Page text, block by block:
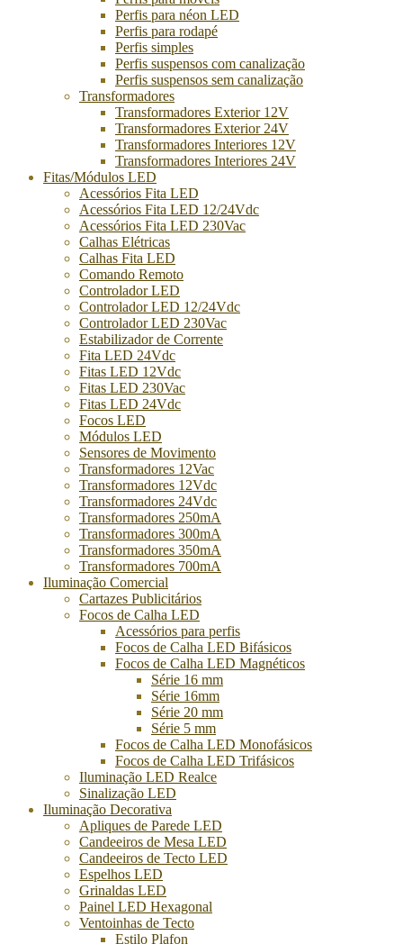
Perfis para néon LED
Perfis para rodapé
Perfis simples
Perfis suspensos com canalização
Perfis suspensos sem canalização
Transformadores
Transformadores Exterior 12V
Transformadores Exterior 24V
Transformadores Interiores 12V
Transformadores Interiores 24V
Fitas/Módulos LED
Acessórios Fita LED
Acessórios Fita LED 12/24Vdc
Acessórios Fita LED 230Vac
Calhas Elétricas
Calhas Fita LED
Comando Remoto
Controlador LED
Controlador LED 12/24Vdc
Controlador LED 230Vac
Estabilizador de Corrente
Fita LED 24Vdc
Fitas LED 12Vdc
Fitas LED 230Vac
Fitas LED 24Vdc
Focos LED
Módulos LED
Sensores de Movimento
Transformadores 12Vac
Transformadores 12Vdc
Transformadores 24Vdc
Transformadores 250mA
Transformadores 300mA
Transformadores 350mA
Transformadores 700mA
Iluminação Comercial
Cartazes Publicitários
Focos de Calha LED
Acessórios para perfis
Focos de Calha LED Bifásicos
Focos de Calha LED Magnéticos
Série 16 mm
Série 16mm
Série 20 mm
Série 5 mm
Focos de Calha LED Monofásicos
Focos de Calha LED Trifásicos
Iluminação LED Realce
Sinalização LED
Iluminação Decorativa
Apliques de Parede LED
Candeeiros de Mesa LED
Candeeiros de Tecto LED
Espelhos LED
Grinaldas LED
Painel LED Hexagonal
Ventoinhas de Tecto
Estilo Plafon